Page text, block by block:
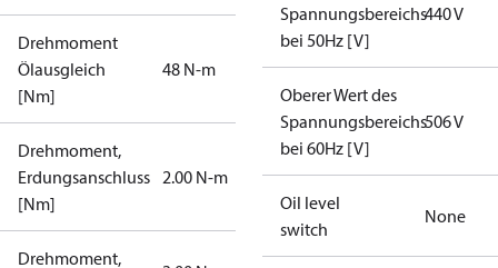
Drehmoment
Ölausgleich
[Nm]
48 N-m
Drehmoment,
Erdungsanschluss
[Nm]
2.00 N-m
Drehmoment,
Spannungsbereichs
bei 50Hz [V]
440 V
Oberer Wert des
Spannungsbereichs
bei 60Hz [V]
506 V
Oil level
switch
None